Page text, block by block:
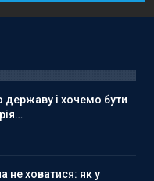
і хочемо бути
не ховатися: як у